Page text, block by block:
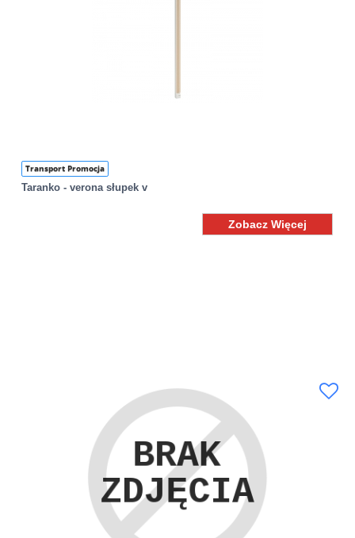
Transport Promocja
Taranko - verona słupek v
Zobacz Więcej